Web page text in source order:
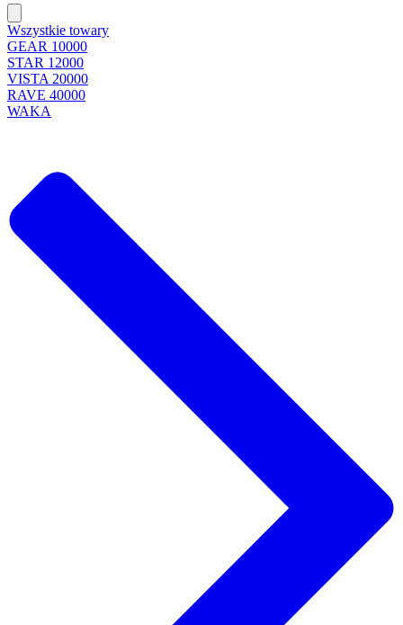
Wszystkie towary
GEAR 10000
STAR 12000
VISTA 20000
RAVE 40000
WAKA